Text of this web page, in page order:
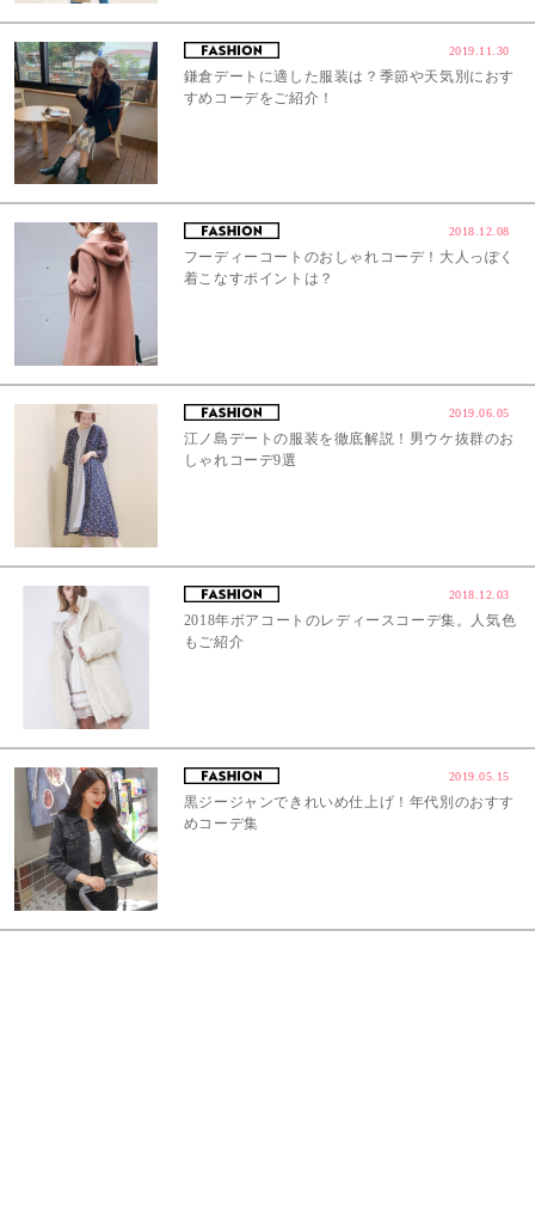
2019.11.30
鎌倉デートに適した服装は？季節や天気別におす
すめコーデをご紹介！
2018.12.08
フーディーコートのおしゃれコーデ！大人っぽく
着こなすポイントは？
2019.06.05
江ノ島デートの服装を徹底解説！男ウケ抜群のお
しゃれコーデ9選
2018.12.03
2018年ボアコートのレディースコーデ集。人気色
もご紹介
2019.05.15
黒ジージャンできれいめ仕上げ！年代別のおすす
めコーデ集